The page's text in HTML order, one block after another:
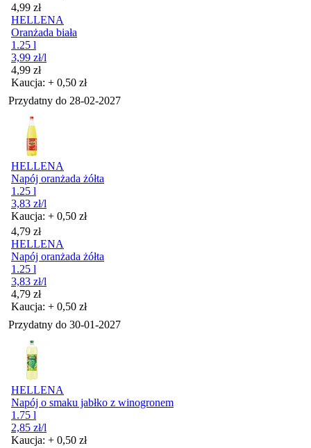
Cena
4,99 zł
HELLENA
Oranżada biała
1.25 l
3,99 zł/l
Cena
4,99 zł
Kaucja: + 0,50 zł
Przydatny do 28-02-2027
HELLENA
Napój oranżada żółta
1.25 l
3,83 zł/l
Kaucja: + 0,50 zł
Cena
4,79 zł
HELLENA
Napój oranżada żółta
1.25 l
3,83 zł/l
Cena
4,79 zł
Kaucja: + 0,50 zł
Przydatny do 30-01-2027
HELLENA
Napój o smaku jabłko z winogronem
1.75 l
2,85 zł/l
Kaucja: + 0,50 zł